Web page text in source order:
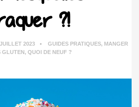
?!
2023 GUIDES PRATIQUES, MANGER
GLUTEN, QUOI DE NEUF ?